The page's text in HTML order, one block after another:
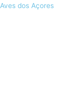
Skip
Aves dos Açores